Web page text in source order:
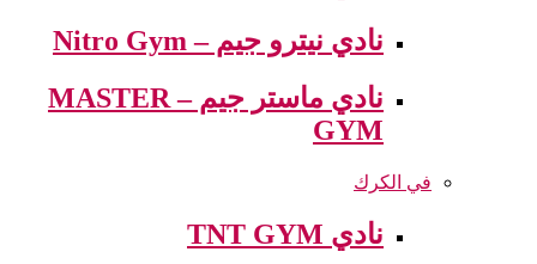
نادي نيترو جيم – Nitro Gym
نادي ماستر جيم – MASTER
GYM
في الكرك
نادي TNT GYM